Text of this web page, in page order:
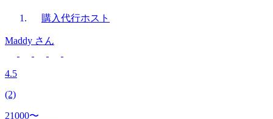
購入代行ホスト
Maddy さん
4.5
(2)
21000〜